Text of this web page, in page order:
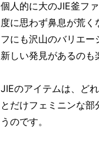
個人的に大のJIE釜フ
度に思わず鼻息が荒
フにも沢山のバリエー
新しい発見があるのも
JIEのアイテムは、ど
とだけフェミニンな
うのです。